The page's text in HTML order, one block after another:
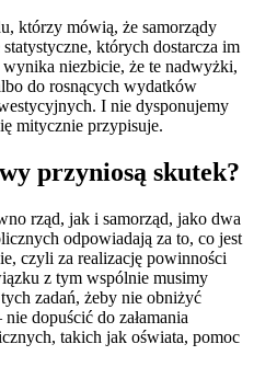
którzy mówią, że samorządy
których dostarcza im
niezbicie, że te nadwyżki,
do rosnących wydatków
I nie dysponujemy
mitycznie przypisuje.
przyniosą skutek?
rząd, jak i samorząd, jako dwa
odpowiadają za to, co jest
czyli za realizację powinności
z tym wspólnie musimy
zadań, żeby nie obniżyć
dopuścić do załamania
takich jak oświata, pomoc